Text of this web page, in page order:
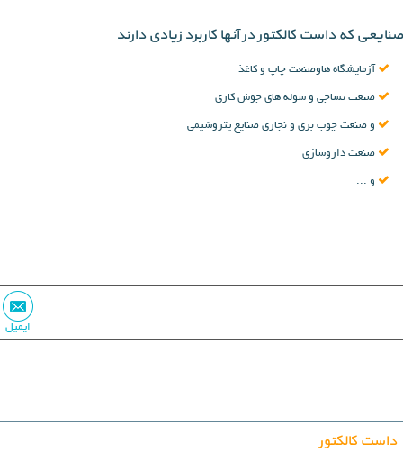
صنایعی که داست کالکتور در آنها کاربرد زیادی دارند
آزمایشگاه هاوصنعت چاپ و کاغذ
صنعت نساجی و سوله های جوش کاری
و صنعت چوب بری و نجاری صنایع پتروشیمی
صنعت داروسازی
و ...
ایمیل
داست کالکتور